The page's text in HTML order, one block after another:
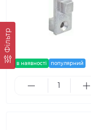
Фільтр
в наявності популярний